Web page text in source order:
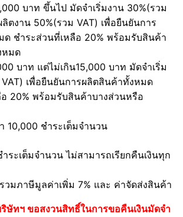
บาท ขึ้นไป มัดจำเริ่มงาน 30%(รวม
ตงาน 50%(รวม VAT) เพื่อยืนยันการ
ด ชำระส่วนที่เหลือ 20% พร้อมรับสินค้า
หมด
บาท แต่ไม่เกิน15,000 บาท มัดจำเริ่ม
เพื่อยืนยันการผลิตสินค้าทั้งหมด
20% พร้อมรับสินค้าบางส่วนหรือ
10,000 ชำระเต็มจำนวน
ำระเต็มจำนวน ไม่สามารถเรียกคืนเงินทุก
วมภาษีมูลค่าเพิ่ม 7% และ ค่าจัดส่งสินค้า
ษัทฯ ขอสงวนสิทธิ์ในการขอคืนเงินมัดจำ